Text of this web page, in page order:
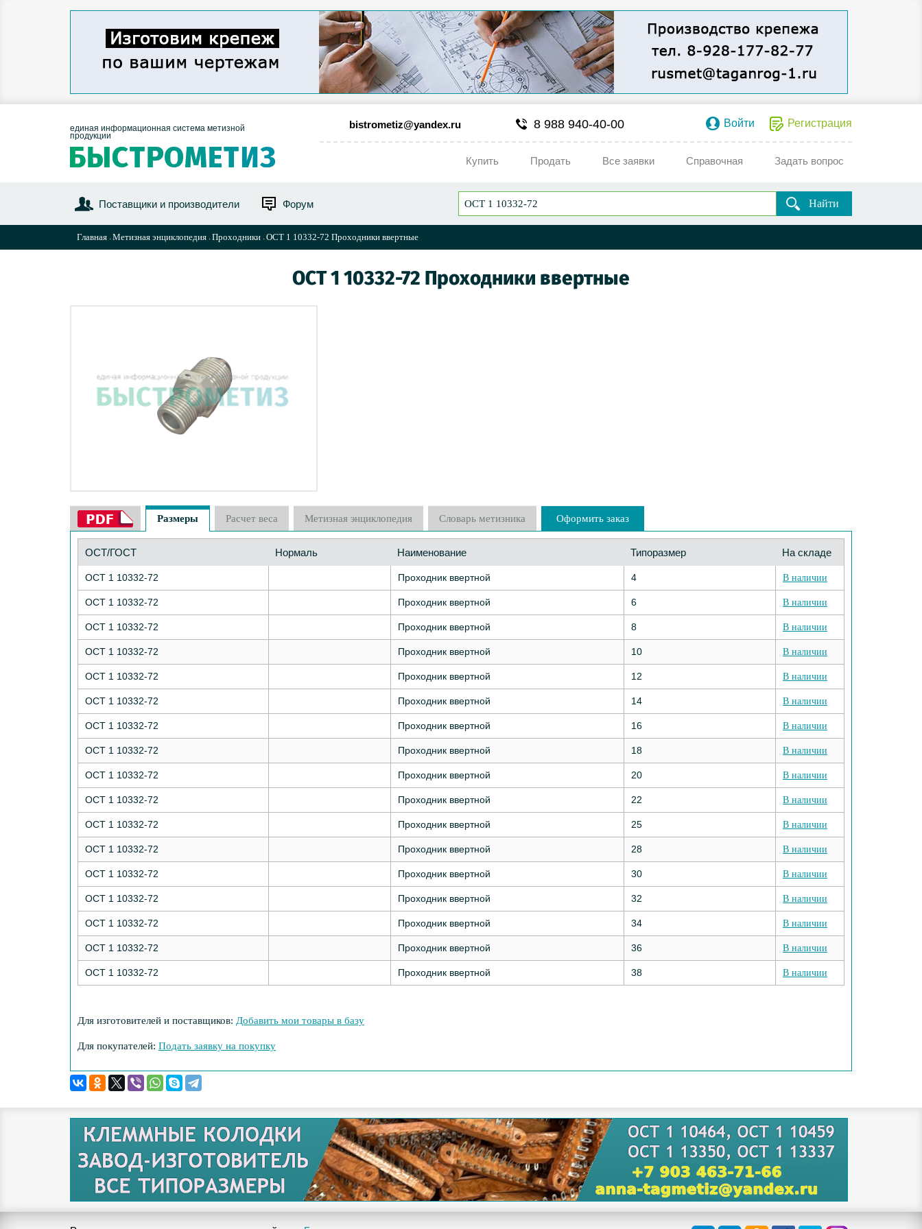
единая информационная система метизной
продукции
bistrometiz@yandex.ru 8 988 940-40-00 Войти Регистрация
Купить Продать Все заявки Справочная Задать вопрос
Поставщики и производители Форум Найти
Главная Метизная энциклопедия Проходники ОСТ 1 10332-72 Проходники ввертные
ОСТ 1 10332-72 Проходники ввертные
Размеры Расчет веса Метизная энциклопедия Словарь метизника Оформить заказ
ОСТ/ГОСТ Нормаль Наименование Типоразмер На складе
ОСТ 1 10332-72 Проходник ввертной 4 В наличии
ОСТ 1 10332-72 Проходник ввертной 6 В наличии
ОСТ 1 10332-72 Проходник ввертной 8 В наличии
ОСТ 1 10332-72 Проходник ввертной 10 В наличии
ОСТ 1 10332-72 Проходник ввертной 12 В наличии
ОСТ 1 10332-72 Проходник ввертной 14 В наличии
ОСТ 1 10332-72 Проходник ввертной 16 В наличии
ОСТ 1 10332-72 Проходник ввертной 18 В наличии
ОСТ 1 10332-72 Проходник ввертной 20 В наличии
ОСТ 1 10332-72 Проходник ввертной 22 В наличии
ОСТ 1 10332-72 Проходник ввертной 25 В наличии
ОСТ 1 10332-72 Проходник ввертной 28 В наличии
ОСТ 1 10332-72 Проходник ввертной 30 В наличии
ОСТ 1 10332-72 Проходник ввертной 32 В наличии
ОСТ 1 10332-72 Проходник ввертной 34 В наличии
ОСТ 1 10332-72 Проходник ввертной 36 В наличии
ОСТ 1 10332-72 Проходник ввертной 38 В наличии
Для изготовителей и поставщиков: Добавить мои товары в базу
Для покупателей: Подать заявку на покупку